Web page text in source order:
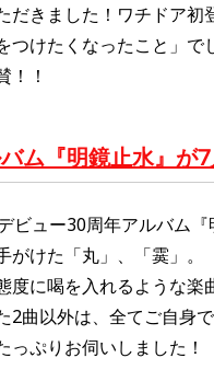
だきました！ワチドア
つけたくなったこと」
！！
ム『明鏡止水』が
ビュー30周年アルバム『
けた「丸」、「霙」。
度に喝を入れるような
2曲以外は、全てご自身
ぷりお伺いしました！